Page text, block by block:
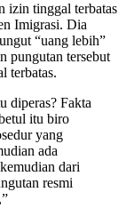
izin tinggal terbatas
Imigrasi. Dia
“uang lebih”
pungutan tersebut
terbatas.
diperas? Fakta
itu biro
yang
ada
dari
resmi